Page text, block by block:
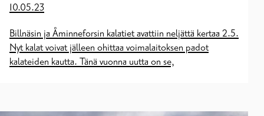
10.05.23
Billnäsin ja Åminneforsin kalatiet avattiin neljättä kertaa 2.5.
Nyt kalat voivat jälleen ohittaa voimalaitoksen padot
kalateiden kautta. Tänä vuonna uutta on se,